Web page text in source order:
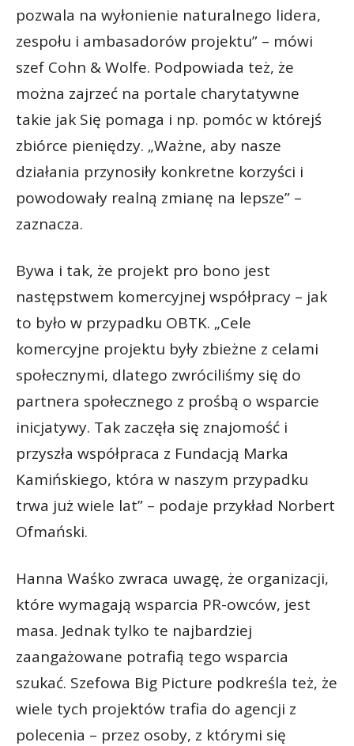
pozwala na wyłonienie naturalnego lidera,
zespołu i ambasadorów projektu” – mówi
szef Cohn & Wolfe. Podpowiada też, że
można zajrzeć na portale charytatywne
takie jak Się pomaga i np. pomóc w którejś
zbiórce pieniędzy. „Ważne, aby nasze
działania przynosiły konkretne korzyści i
powodowały realną zmianę na lepsze” –
zaznacza.
Bywa i tak, że projekt pro bono jest
następstwem komercyjnej współpracy – jak
to było w przypadku OBTK. „Cele
komercyjne projektu były zbieżne z celami
społecznymi, dlatego zwróciliśmy się do
partnera społecznego z prośbą o wsparcie
inicjatywy. Tak zaczęła się znajomość i
przyszła współpraca z Fundacją Marka
Kamińskiego, która w naszym przypadku
trwa już wiele lat” – podaje przykład Norbert
Ofmański.
Hanna Waśko zwraca uwagę, że organizacji,
które wymagają wsparcia PR-owców, jest
masa. Jednak tylko te najbardziej
zaangażowane potrafią tego wsparcia
szukać. Szefowa Big Picture podkreśla też, że
wiele tych projektów trafia do agencji z
polecenia – przez osoby, z którymi się